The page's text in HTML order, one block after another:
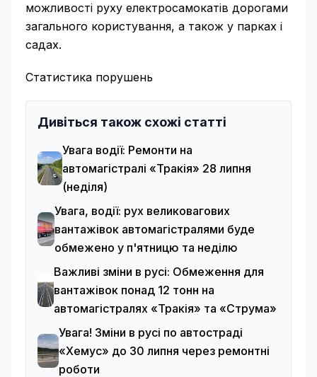
можливості руху електросамокатів дорогами
загального користування, а також у парках і
садах.
Статистика порушень
Дивіться також схожі статті
Увага водії: Ремонти на
автомагістралі «Тракія» 28 липня
(неділя)
Увага, водії: рух великовагових
вантажівок автомагістралями буде
обмежено у п'ятницю та неділю
Важливі зміни в русі: Обмеження для
вантажівок понад 12 тонн на
автомагістралях «Тракія» та «Струма»
Увага! Зміни в русі по автостраді
«Хемус» до 30 липня через ремонтні
роботи